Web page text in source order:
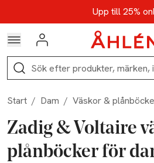
Hoppa till navigationsmenynUpp till 25%
Kod: AUG25 -
Logga in
Sök
Start / Dam / Väskor &
Zadig & Voltaire
plånböcker för